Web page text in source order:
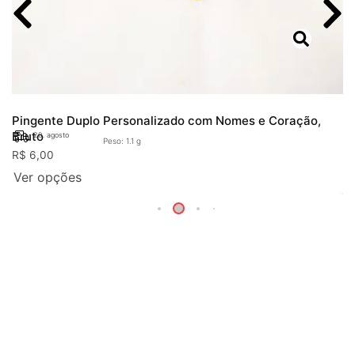
Pingente Duplo Personalizado com Nomes e Coração,
Bruto20. agosto
Peso: 1.1 g
R$ 6,00
Ver opções